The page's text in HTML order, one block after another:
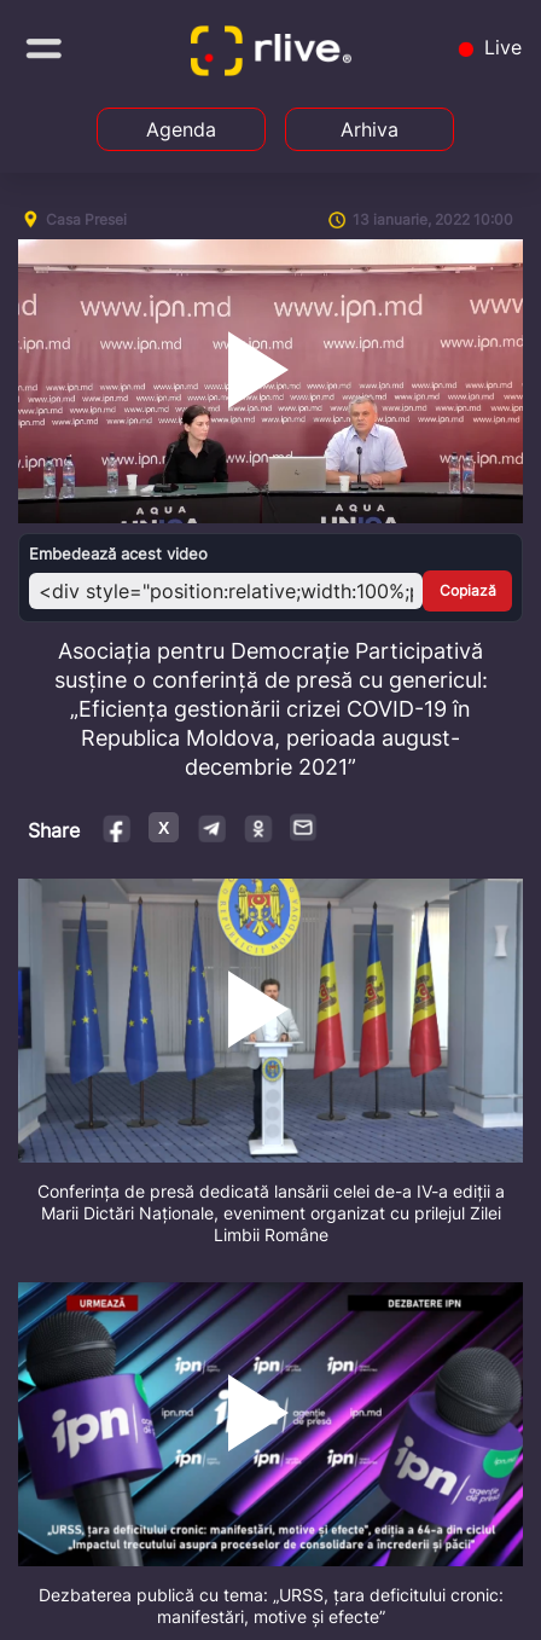
Live
Agenda Arhiva
Casa Presei 13 ianuarie, 2022 10:00
Play
Video
Embedează acest video
Copiază
Asociația pentru Democrație Participativă
susține o conferință de presă cu genericul:
„Eficiența gestionării crizei COVID-19 în
Republica Moldova, perioada august-
decembrie 2021”
Share
Conferința de presă dedicată lansării celei de-a IV-a ediții a
Marii Dictări Naționale, eveniment organizat cu prilejul Zilei
Limbii Române
Dezbaterea publică cu tema: „URSS, țara deficitului cronic:
manifestări, motive și efecte”